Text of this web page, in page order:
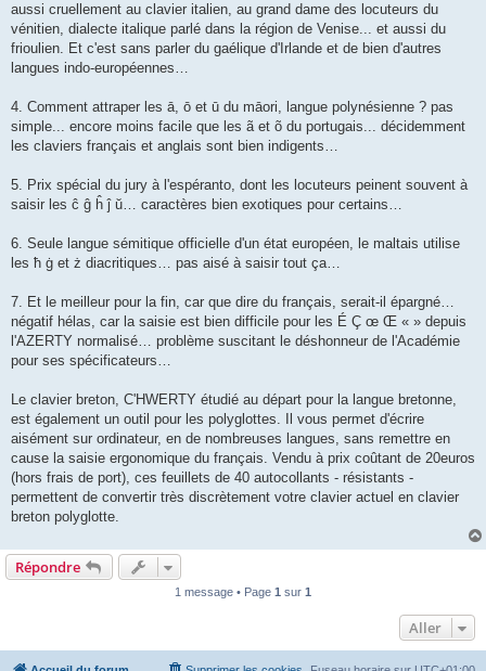
aussi cruellement au clavier italien, au grand dame des locuteurs du
vénitien, dialecte italique parlé dans la région de Venise... et aussi du
frioulien. Et c'est sans parler du gaélique d'Irlande et de bien d'autres
langues indo-européennes…
4. Comment attraper les ā, ō et ū du māori, langue polynésienne ? pas
simple... encore moins facile que les ã et õ du portugais... décidemment
les claviers français et anglais sont bien indigents…
5. Prix spécial du jury à l'espéranto, dont les locuteurs peinent souvent à
saisir les ĉ ĝ ĥ ĵ ŭ… caractères bien exotiques pour certains…
6. Seule langue sémitique officielle d'un état européen, le maltais utilise
les ħ ġ et ż diacritiques… pas aisé à saisir tout ça…
7. Et le meilleur pour la fin, car que dire du français, serait-il épargné…
négatif hélas, car la saisie est bien difficile pour les É Ç œ Œ « » depuis
l'AZERTY normalisé… problème suscitant le déshonneur de l'Académie
pour ses spécificateurs…
Le clavier breton, C'HWERTY étudié au départ pour la langue bretonne,
est également un outil pour les polyglottes. Il vous permet d'écrire
aisément sur ordinateur, en de nombreuses langues, sans remettre en
cause la saisie ergonomique du français. Vendu à prix coûtant de 20euros
(hors frais de port), ces feuillets de 40 autocollants - résistants -
permettent de convertir très discrètement votre clavier actuel en clavier
breton polyglotte.
Répondre
1 message • Page 1 sur 1
Aller